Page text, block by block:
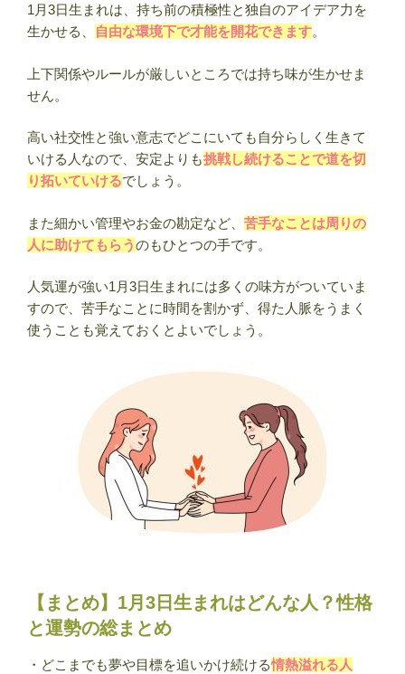
1月3日生まれは、持ち前の積極性と独自のアイデア力を
生かせる、
自由な環境下で才能を開花できます。
上下関係やルールが厳しいところでは持ち味が生かせま
せん。
高い社交性と強い意志でどこにいても自分らしく生きて
いける人なので、安定よりも挑戦し続けることで道を切
り拓いていけるでしょう。
また細かい管理やお金の勘定など、 苦手なことは周りの
人に助けてもらうのもひとつの手です。
人気運が強い1月3日生まれには多くの味方がついていま
すので、苦手なことに時間を割かず、得た人脈をうまく
使うことも覚えておくとよいでしょう。
【まとめ】1月3日生まれはどんな人？性格
と運勢の総まとめ
・どこまでも夢や目標を追いかけ続ける情熱溢れる人